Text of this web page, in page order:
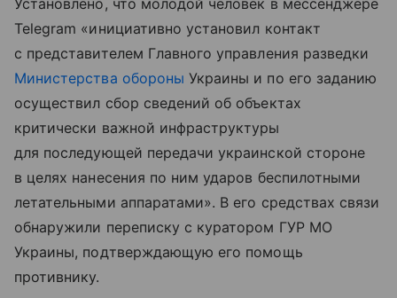
Telegram «инициативно установил контакт
с представителем Главного управления разведки
Министерства обороны Украины и по его заданию
осуществил сбор сведений об объектах
критически важной инфраструктуры
для последующей передачи украинской стороне
в целях нанесения по ним ударов беспилотными
летательными аппаратами». В его средствах связи
обнаружили переписку с куратором ГУР МО
Украины, подтверждающую его помощь
противнику.